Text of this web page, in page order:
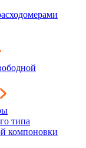
типа
компоновки